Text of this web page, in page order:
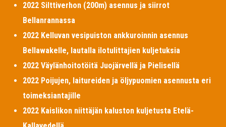
2022 Silttiverhon (200m) asennus ja siirrot
Bellanrannassa
2022 Kelluvan vesipuiston ankkuroinnin asennus
Bellawakelle, lautalla ilotulittajien kuljetuksia
2022 Väylänhoitotöitä Juojärvellä ja Pielisellä
2022 Poijujen, laitureiden ja öljypuomien asennusta eri
toimeksiantajille
2022 Kaislikon niittäjän kaluston kuljetusta Etelä-